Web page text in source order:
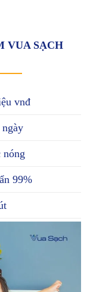
VUA SẠCH
vnđ
nóng
99%